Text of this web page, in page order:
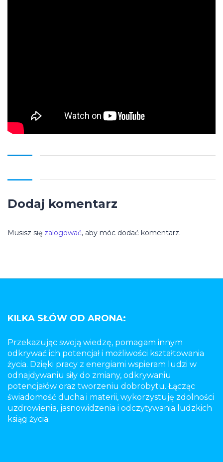
Dodaj komentarz
Musisz się zalogować, aby móc dodać komentarz.
KILKA SŁÓW OD ARONA:
Przekazując swoją wiedzę, pomagam innym
odkrywać ich potencjał i możliwości kształtowania
życia. Dzięki pracy z energiami wspieram ludzi w
odnajdywaniu siły do zmiany, odkrywaniu
potencjałów oraz tworzeniu dobrobytu. Łącząc
świadomość ducha i materii, wykorzystuję zdolności
uzdrowienia, jasnowidzenia i odczytywania ludzkich
ksiąg życia.